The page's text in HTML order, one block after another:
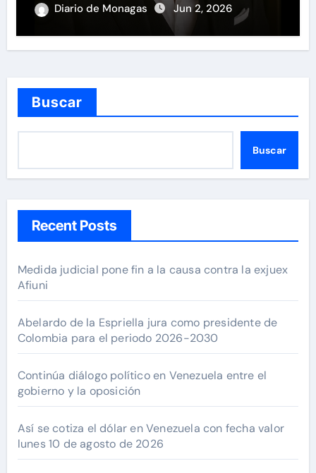
Diario de Monagas Jun 2, 2026
Buscar
Buscar
Recent Posts
Medida judicial pone fin a la causa contra la exjuex
Afiuni
Abelardo de la Espriella jura como presidente de
Colombia para el periodo 2026-2030
Continúa diálogo político en Venezuela entre el
gobierno y la oposición
Así se cotiza el dólar en Venezuela con fecha valor
lunes 10 de agosto de 2026